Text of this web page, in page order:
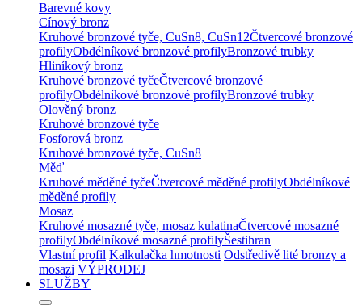
Barevné kovy
Cínový bronz
Kruhové bronzové tyče, CuSn8, CuSn12Čtvercové bronzové
profilyObdélníkové bronzové profilyBronzové trubky
Hliníkový bronz
Kruhové bronzové tyčeČtvercové bronzové
profilyObdélníkové bronzové profilyBronzové trubky
Olověný bronz
Kruhové bronzové tyče
Fosforová bronz
Kruhové bronzové tyče, CuSn8
Měď
Kruhové měděné tyčeČtvercové měděné profilyObdélníkové
měděné profily
Mosaz
Kruhové mosazné tyče, mosaz kulatinaČtvercové mosazné
profilyObdélníkové mosazné profilyŠestihran
Vlastní profil Kalkulačka hmotnosti Odstředivě lité bronzy a
mosazi VÝPRODEJ
SLUŽBY